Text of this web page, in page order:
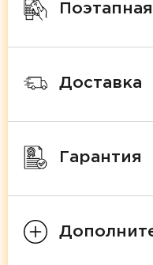
Доставка
Гарантия